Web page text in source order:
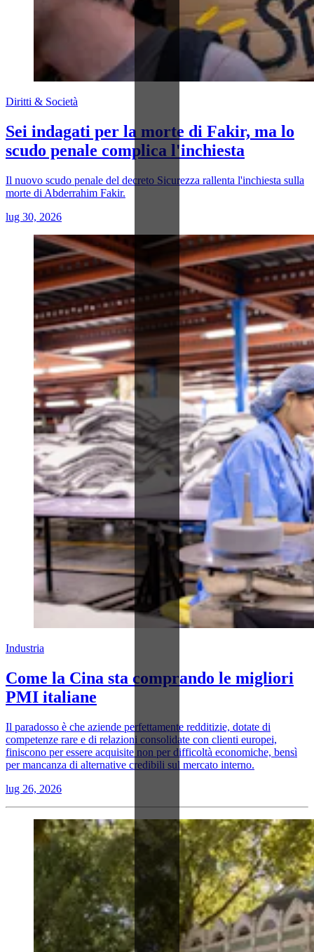
Diritti & Società
Sei indagati per la morte di Fakir, ma lo
scudo penale complica l'inchiesta
Il nuovo scudo penale del decreto Sicurezza rallenta l'inchiesta sulla
morte di Abderrahim Fakir.
lug 30, 2026
Industria
Come la Cina sta comprando le migliori
PMI italiane
Il paradosso è che aziende perfettamente redditizie, dotate di
competenze rare e di relazioni consolidate con clienti europei,
finiscono per essere acquisite non per difficoltà economiche, bensì
per mancanza di alternative credibili sul mercato interno.
lug 26, 2026